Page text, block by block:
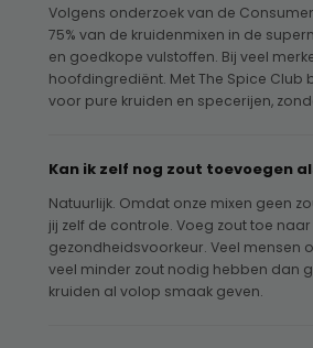
Volgens onderzoek van de
75% van de kruidenmixen in de
en goedkope vulstoffen. Bij veel
hoofdingrediënt. Met The Spice Club
voor pure kruiden en specerijen,
Kan ik zelf nog zout toevoegen
Natuurlijk. Omdat onze mixen geen
jij zelf de controle. Voeg zout toe
gezondheidsvoorkeur. Veel mensen
veel minder zout nodig hebben dan
kruiden al volop smaak geven.